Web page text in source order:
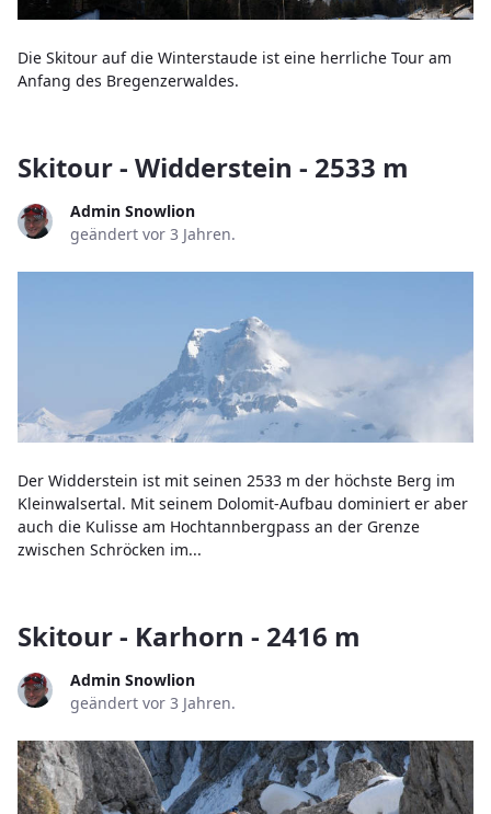
Die Skitour auf die Winterstaude ist eine herrliche Tour am
Anfang des Bregenzerwaldes.
Skitour - Widderstein - 2533 m
Admin Snowlion
geändert vor 3 Jahren.
Der Widderstein ist mit seinen 2533 m der höchste Berg im
Kleinwalsertal. Mit seinem Dolomit-Aufbau dominiert er aber
auch die Kulisse am Hochtannbergpass an der Grenze
zwischen Schröcken im...
Skitour - Karhorn - 2416 m
Admin Snowlion
geändert vor 3 Jahren.